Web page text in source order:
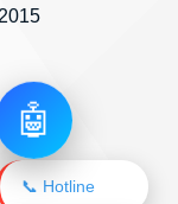
🤖
📞 Hotline